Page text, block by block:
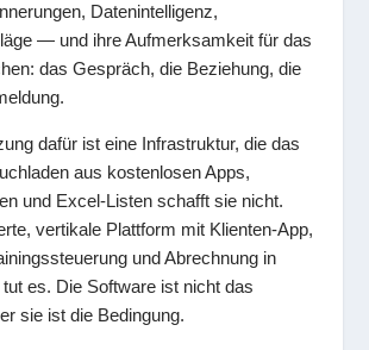
Datenintelligenz,
— und ihre Aufmerksamkeit für das
das Gespräch, die Beziehung, die
dafür ist eine Infrastruktur, die das
aus kostenlosen Apps,
und Excel-Listen schafft sie nicht.
vertikale Plattform mit Klienten-App,
und Abrechnung in
es. Die Software ist nicht das
sie ist die Bedingung.